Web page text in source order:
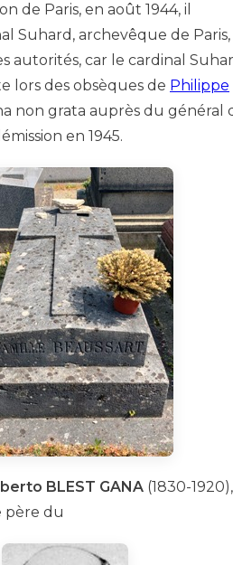
de Paris, en août 1944, il
Suhard, archevêque de Paris,
autorités, car le cardinal
lors des obsèques de Philippe
non grata auprès du général
en 1945.
BLEST GANA (1830-1920),
père du